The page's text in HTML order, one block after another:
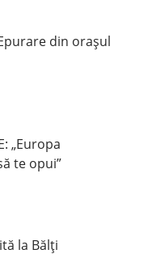
din orașul
„Europa
te opui”
la Bălți